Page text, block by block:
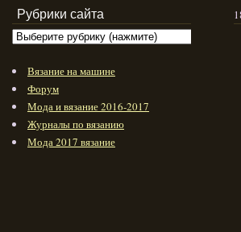
Рубрики сайта
Вязание на машине
Форум
Мода и вязание 2016-2017
Журналы по вязанию
Мода 2017 вязание